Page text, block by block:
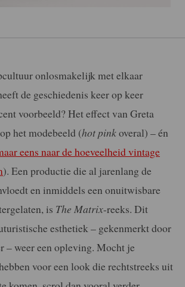
onlosmakelijk met elkaar
de geschiedenis keer op keer
voorbeeld? Het effect van Greta
op het modebeeld (hot pinkoveral) – én
eens naar de hoeveelheid vintage
). Een productie die al jarenlang de
en inmiddels een onuitwisbare
is The Matrix-reeks. Dit
esthetiek – gekenmerkt door
– weer een opleving. Mocht je
voor een look die rechtstreeks uit